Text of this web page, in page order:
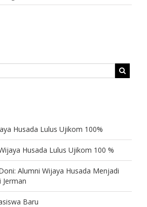
Husada Lulus Ujikom 100%
Husada Lulus Ujikom 100 %
Alumni Wijaya Husada Menjadi
Jerman
Baru